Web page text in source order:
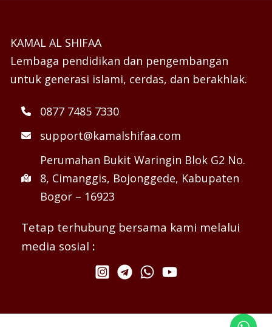
KAMAL AL SHIFAA
Lembaga pendidikan dan pengembangan
untuk generasi islami, cerdas, dan berakhlak.
0877 7485 7330
support@kamalshifaa.com
Perumahan Bukit Waringin Blok G2 No.
8, Cimanggis, Bojonggede, Kabupaten
Bogor – 16923
Tetap terhubung bersama kami melalui
media sosial :